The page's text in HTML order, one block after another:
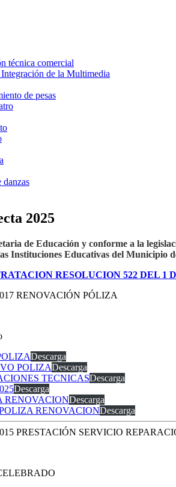
técnica comercial
de la Multimedia
de pesas
danzas
2025
de Educación y conforme a la
Instituciones Educativas del Municipio
RESOLUCION 522 DEL 1
RENOVACIÓN PÓLIZA
Descarga
POLIZADescarga
TECNICASDescarga
Descarga
RENOVACIONDescarga
RENOVACIONDescarga
PRESTACIÓN SERVICIO